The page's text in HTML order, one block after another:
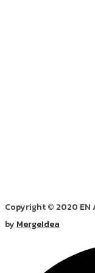
Copyright © 2020
by MergeIdea